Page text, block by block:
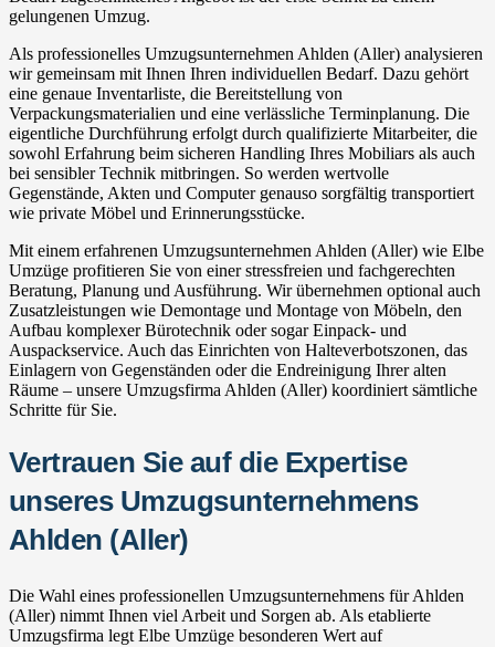
gelungenen Umzug.
Als professionelles Umzugsunternehmen Ahlden (Aller) analysieren
wir gemeinsam mit Ihnen Ihren individuellen Bedarf. Dazu gehört
eine genaue Inventarliste, die Bereitstellung von
Verpackungsmaterialien und eine verlässliche Terminplanung. Die
eigentliche Durchführung erfolgt durch qualifizierte Mitarbeiter, die
sowohl Erfahrung beim sicheren Handling Ihres Mobiliars als auch
bei sensibler Technik mitbringen. So werden wertvolle
Gegenstände, Akten und Computer genauso sorgfältig transportiert
wie private Möbel und Erinnerungsstücke.
Mit einem erfahrenen Umzugsunternehmen Ahlden (Aller) wie Elbe
Umzüge profitieren Sie von einer stressfreien und fachgerechten
Beratung, Planung und Ausführung. Wir übernehmen optional auch
Zusatzleistungen wie Demontage und Montage von Möbeln, den
Aufbau komplexer Bürotechnik oder sogar Einpack- und
Auspackservice. Auch das Einrichten von Halteverbotszonen, das
Einlagern von Gegenständen oder die Endreinigung Ihrer alten
Räume – unsere Umzugsfirma Ahlden (Aller) koordiniert sämtliche
Schritte für Sie.
Vertrauen Sie auf die Expertise
unseres Umzugsunternehmens
Ahlden (Aller)
Die Wahl eines professionellen Umzugsunternehmens für Ahlden
(Aller) nimmt Ihnen viel Arbeit und Sorgen ab. Als etablierte
Umzugsfirma legt Elbe Umzüge besonderen Wert auf